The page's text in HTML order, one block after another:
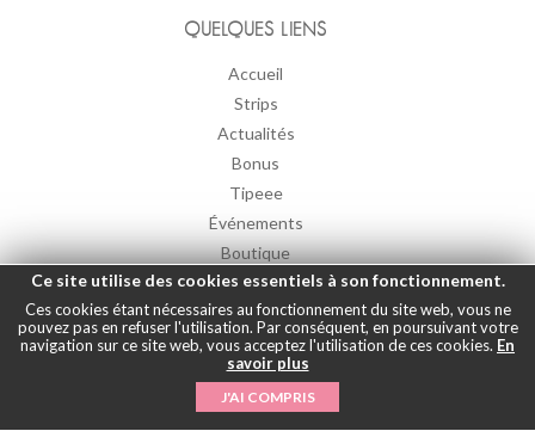
QUELQUES LIENS
Accueil
Strips
Actualités
Bonus
Tipeee
Événements
Boutique
Forum
Contact
DERNIERS TWEETS
Ce site utilise des cookies essentiels à son fonctionnement.
Ces cookies étant nécessaires au fonctionnement du site web, vous ne
pouvez pas en refuser l'utilisation. Par conséquent, en poursuivant votre
navigation sur ce site web, vous acceptez l'utilisation de ces cookies. En
savoir plus
J'AI COMPRIS